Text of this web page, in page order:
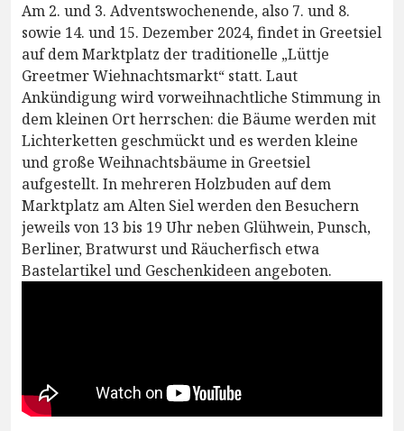
Am 2. und 3. Adventswochenende, also 7. und 8.
sowie 14. und 15. Dezember 2024, findet in Greetsiel
auf dem Marktplatz der traditionelle „Lüttje
Greetmer Wiehnachtsmarkt“ statt. Laut
Ankündigung wird vorweihnachtliche Stimmung in
dem kleinen Ort herrschen: die Bäume werden mit
Lichterketten geschmückt und es werden kleine
und große Weihnachtsbäume in Greetsiel
aufgestellt. In mehreren Holzbuden auf dem
Marktplatz am Alten Siel werden den Besuchern
jeweils von 13 bis 19 Uhr neben Glühwein, Punsch,
Berliner, Bratwurst und Räucherfisch etwa
Bastelartikel und Geschenkideen angeboten.